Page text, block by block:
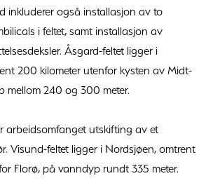
inkluderer også installasjon av to
i feltet, samt installasjon av
Åsgard-feltet ligger i
200 kilometer utenfor kysten av Midt-
mellom 240 og 300 meter.
arbeidsomfanget utskifting av et
Visund-feltet ligger i Nordsjøen, omtrent
Florø, på vanndyp rundt 335 meter.